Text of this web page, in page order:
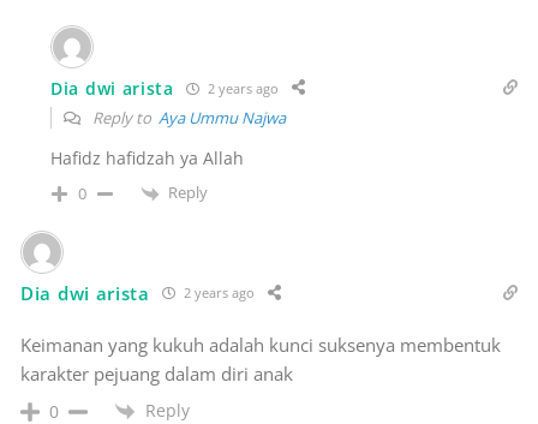
Dia dwi arista 2 years ago
Reply to Aya Ummu Najwa
Hafidz hafidzah ya Allah
0 Reply
Dia dwi arista 2 years ago
Keimanan yang kukuh adalah kunci suksenya membentuk
karakter pejuang dalam diri anak
0 Reply